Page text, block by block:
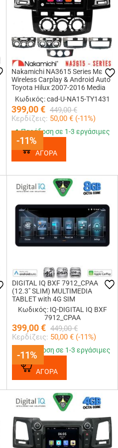
-11%
Nakamichi NA3615 Series Με
Wireless Carplay & Android Auto
Toyota Hilux 2007-2016 Media
Station Tablet 9″
Κωδικός: cad-U-NA15-TY1431
399,00€ 449,00 €
Κερδίζεις: 50,00 € (-11%)
-11%
Παράδοση σε 1-3 εργάσιμες
ΑΓΟΡΑ
-11%
DIGITAL IQ BXF 7912_CPAA
(12.3" SLIM) MULTIMEDIA
TABLET with 4G SIM
Κωδικός: IQ-DIGITAL IQ BXF
7912_CPAA
399,00€ 449,00 €
Κερδίζεις: 50,00 € (-11%)
-11%
Παράδοση σε 1-3 εργάσιμες
ΑΓΟΡΑ